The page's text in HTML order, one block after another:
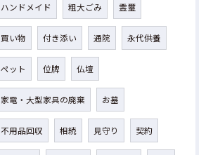
ハンドメイド 粗大ごみ 霊璽
買い物 付き添い 通院 永代供養
ペット 位牌 仏壇
家電・大型家具の廃棄 お墓
不用品回収 相続 見守り 契約